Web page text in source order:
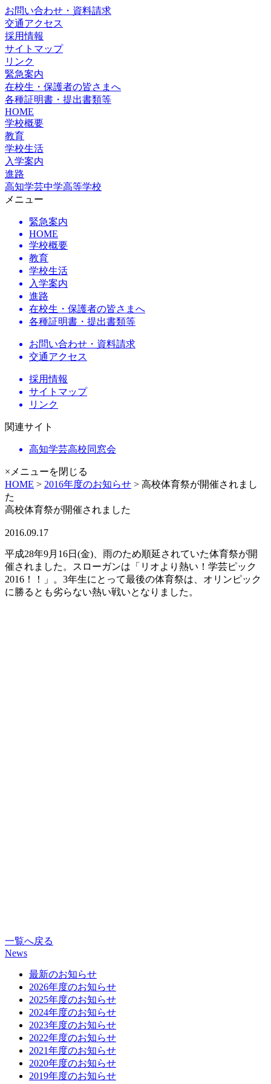
お問い合わせ・資料請求
交通アクセス
採用情報
サイトマップ
リンク
緊急案内
在校生・保護者の皆さまへ
各種証明書・提出書類等
HOME
学校概要
教育
学校生活
入学案内
進路
高知学芸中学高等学校
メニュー
緊急案内
HOME
学校概要
教育
学校生活
入学案内
進路
在校生・保護者の皆さまへ
各種証明書・提出書類等
お問い合わせ・資料請求
交通アクセス
採用情報
サイトマップ
リンク
関連サイト
高知学芸高校同窓会
×メニューを閉じる
HOME > 2016年度のお知らせ > 高校体育祭が開催されまし
た
高校体育祭が開催されました
2016.09.17
平成28年9月16日(金)、雨のため順延されていた体育祭が開
催されました。スローガンは「リオより熱い！学芸ピック
2016！！」。3年生にとって最後の体育祭は、オリンピック
に勝るとも劣らない熱い戦いとなりました。
一覧へ戻る
News
最新のお知らせ
2026年度のお知らせ
2025年度のお知らせ
2024年度のお知らせ
2023年度のお知らせ
2022年度のお知らせ
2021年度のお知らせ
2020年度のお知らせ
2019年度のお知らせ